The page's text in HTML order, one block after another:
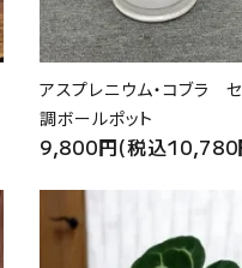
アスプレニウム・コブラ セ
調ボールポット
9,800円(税込10,780